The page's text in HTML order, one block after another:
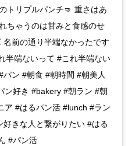
トリプルパンチ🤜 重さはあ
ちゃうのは甘みと食感のせ
前の通り半端なかったです
半端ないって #これ半端ない
ン #朝食 #朝時間 #朝美人
ン好き #bakery #朝ラン #朝
ア #はるパン活 #lunch #ラン
きな人と繋がりたい #はる
#パン活